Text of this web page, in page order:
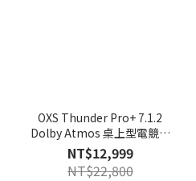
OXS Thunder Pro+ 7.1.2
Dolby Atmos 桌上型電競聲
霸 Soundbar(附無線頸枕喇
叭)
NT$12,999
NT$22,800